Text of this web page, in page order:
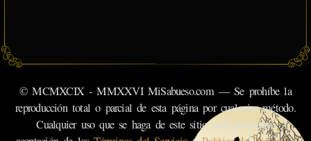
© MCMXCIX - MMXXVI MiSabueso.com — Se prohíbe la
reproducción total o parcial de esta página por cualquier método.
Cualquier uso que se haga de este sitio web constituye